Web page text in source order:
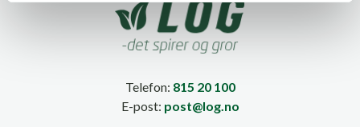
Telefon: 815 20 100
E-post: post@log.no